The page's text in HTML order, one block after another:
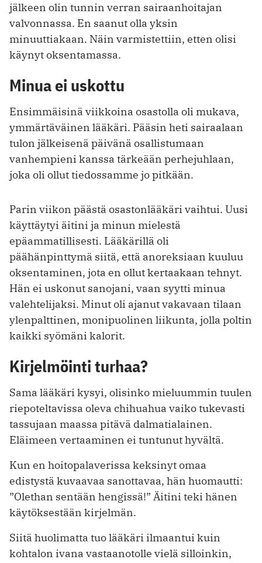
jälkeen olin tunnin verran sairaanhoitajan
valvonnassa. En saanut olla yksin
minuuttiakaan. Näin varmistettiin, etten olisi
käynyt oksentamassa.
Minua ei uskottu
Ensimmäisinä viikkoina osastolla oli mukava,
ymmärtäväinen lääkäri. Pääsin heti sairaalaan
tulon jälkeisenä päivänä osallistumaan
vanhempieni kanssa tärkeään perhejuhlaan,
joka oli ollut tiedossamme jo pitkään.
Parin viikon päästä osastonlääkäri vaihtui. Uusi
käyttäytyi äitini ja minun mielestä
epäammatillisesti. Lääkärillä oli
päähänpinttymä siitä, että anoreksiaan kuuluu
oksentaminen, jota en ollut kertaakaan tehnyt.
Hän ei uskonut sanojani, vaan syytti minua
valehtelijaksi. Minut oli ajanut vakavaan tilaan
ylenpalttinen, monipuolinen liikunta, jolla poltin
kaikki syömäni kalorit.
Kirjelmöinti turhaa?
Sama lääkäri kysyi, olisinko mieluummin tuulen
riepoteltavissa oleva chihuahua vaiko tukevasti
tassujaan maassa pitävä dalmatialainen.
Eläimeen vertaaminen ei tuntunut hyvältä.
Kun en hoitopalaverissa keksinyt omaa
edistystä kuvaavaa sanottavaa, hän huomautti:
”Olethan sentään hengissä!” Äitini teki hänen
käytöksestään kirjelmän.
Siitä huolimatta tuo lääkäri ilmaantui kuin
kohtalon ivana vastaanotolle vielä silloinkin,